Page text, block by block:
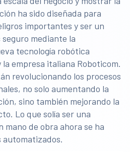
ha sido diseñada para
importantes y ser un
mediante la
tecnología robótica
empresa italiana Roboticom.
revolucionando los procesos
no solo aumentando la
sino también mejorando la
Lo que solía ser una
de obra ahora se ha